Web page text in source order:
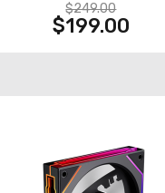
$249.00
$199.00